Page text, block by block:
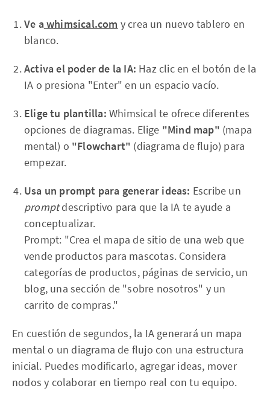
Ve a whimsical.com y crea un nuevo tablero en
blanco.
Activa el poder de la IA: Haz clic en el botón de la
IA o presiona "Enter" en un espacio vacío.
Elige tu plantilla: Whimsical te ofrece diferentes
opciones de diagramas. Elige "Mind map" (mapa
mental) o "Flowchart" (diagrama de flujo) para
empezar.
Usa un prompt para generar ideas: Escribe un
promptdescriptivo para que la IA te ayude a
conceptualizar.
Prompt: "Crea el mapa de sitio de una web que
vende productos para mascotas. Considera
categorías de productos, páginas de servicio, un
blog, una sección de "sobre nosotros" y un
carrito de compras."
En cuestión de segundos, la IA generará un mapa
mental o un diagrama de flujo con una estructura
inicial. Puedes modificarlo, agregar ideas, mover
nodos y colaborar en tiempo real con tu equipo.